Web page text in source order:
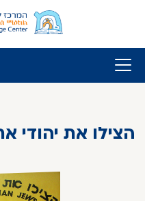
הצילו את יהודי